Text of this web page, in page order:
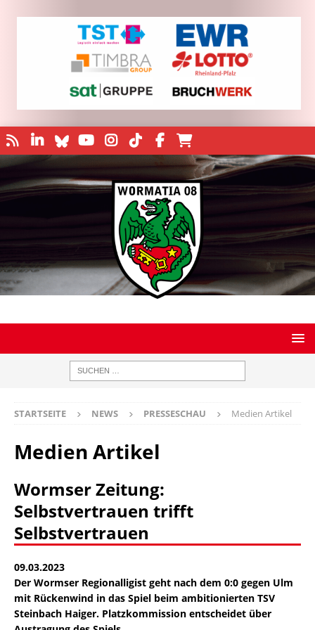
STARTSEITE NEWS PRESSESCHAU Medien Artikel
Medien Artikel
Wormser Zeitung:
Selbstvertrauen trifft
Selbstvertrauen
09.03.2023
Der Wormser Regionalligist geht nach dem 0:0 gegen Ulm
mit Rückenwind in das Spiel beim ambitionierten TSV
Steinbach Haiger. Platzkommission entscheidet über